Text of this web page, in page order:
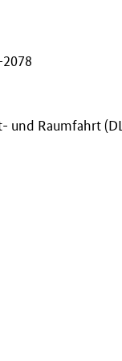
und Raumfahrt